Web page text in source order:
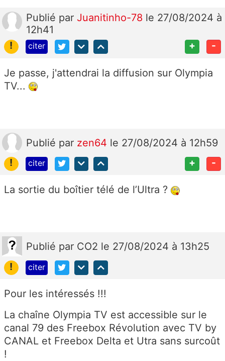
Publié par Juanitinho-78 le 27/08/2024 à
12h41
!
citer + -
Je passe, j'attendrai la diffusion sur Olympia
TV...
Publié par zen64 le 27/08/2024 à 12h59
!
citer + -
La sortie du boîtier télé de l’Ultra ?
Publié par CO2 le 27/08/2024 à 13h25
!
citer
Pour les intéressés !!!
La chaîne Olympia TV est accessible sur le
canal 79 des Freebox Révolution avec TV by
CANAL et Freebox Delta et Utra sans surcoût
!